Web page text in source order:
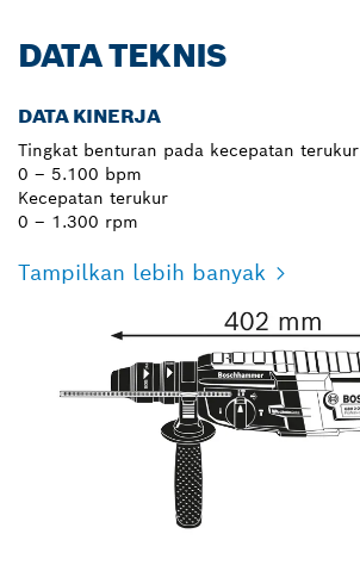
DATA TEKNIS
DATA KINERJA
Tingkat benturan pada kecepatan terukur
0 – 5.100 bpm
Kecepatan terukur
0 – 1.300 rpm
Tampilkan lebih banyak